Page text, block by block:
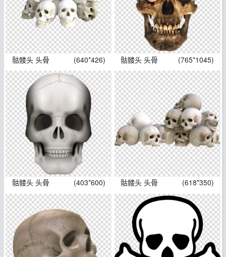
骷髅头 头骨 (640*426) 骷髅头 头骨 (765*1045)
骷髅头 头骨 (403*600) 骷髅头 头骨 (618*350)